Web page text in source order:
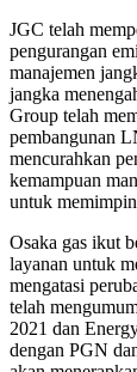
JGC telah
pengurangan
manajemen
jangka
Group telah
pembangunan
mencurahkan
kemampuan
untuk
Osaka gas ikut
layanan untuk
mengatasi
telah
2021 dan
dengan PGN